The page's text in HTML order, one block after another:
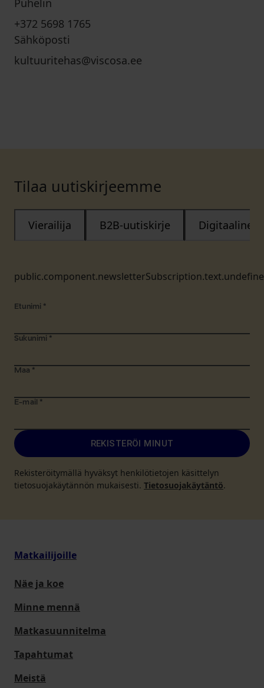
Puhelin
+372 5698 1765
Sähköposti
kultuuritehas@viscosa.ee
Tilaa uutiskirjeemme
Vierailija B2B-uutiskirje Digitaalinen
Etunimi *
Sukunimi *
Maa *
E-mail *
REKISTERÖI MINUT
Rekisteröitymällä hyväksyt henkilötietojen käsittelyn
tietosuojakäytännön mukaisesti. Tietosuojakäytäntö.
Matkailijoille
Näe ja koe
Minne mennä
Matkasuunnitelma
Tapahtumat
Meistä